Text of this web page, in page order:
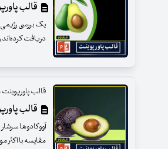
قالب
یک بررسی
دریافت کرده‌اند
قالب پاورپوینت
قالب
مقایسه با اکثر